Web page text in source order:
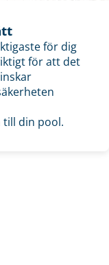
för dig
för att det
till din pool.